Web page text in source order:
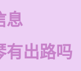
息
有出路吗